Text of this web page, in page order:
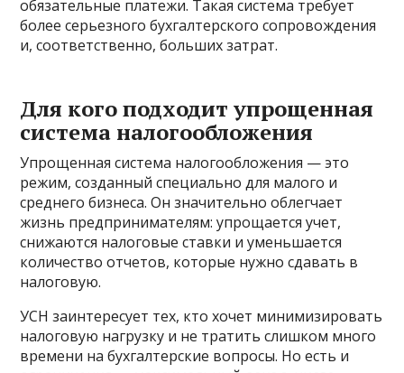
обязательные платежи. Такая система требует
более серьезного бухгалтерского сопровождения
и, соответственно, больших затрат.
Для кого подходит упрощенная
система налогообложения
Упрощенная система налогообложения — это
режим, созданный специально для малого и
среднего бизнеса. Он значительно облегчает
жизнь предпринимателям: упрощается учет,
снижаются налоговые ставки и уменьшается
количество отчетов, которые нужно сдавать в
налоговую.
УСН заинтересует тех, кто хочет минимизировать
налоговую нагрузку и не тратить слишком много
времени на бухгалтерские вопросы. Но есть и